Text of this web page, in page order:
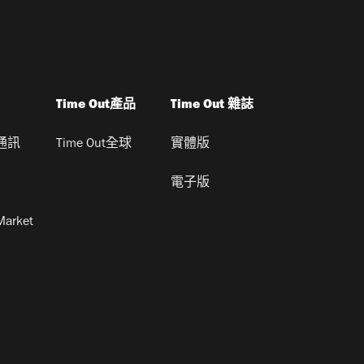
訊
Time Out產品
Time Out全球
Time Out 雜誌
實體版
電子版